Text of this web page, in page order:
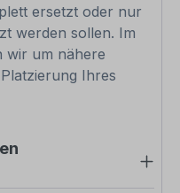
ersetzt oder nur
werden sollen. Im
wir um nähere
Ihres